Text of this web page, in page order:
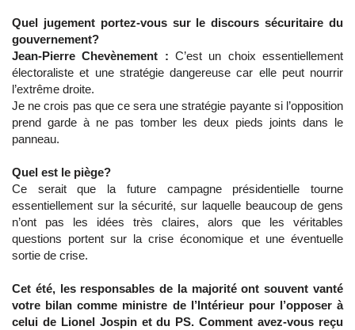
Quel jugement portez-vous sur le discours sécuritaire du
gouvernement?
Jean-Pierre Chevènement : C’est un choix essentiellement
électoraliste et une stratégie dangereuse car elle peut nourrir
l’extrême droite.
Je ne crois pas que ce sera une stratégie payante si l’opposition
prend garde à ne pas tomber les deux pieds joints dans le
panneau.
Quel est le piège?
Ce serait que la future campagne présidentielle tourne
essentiellement sur la sécurité, sur laquelle beaucoup de gens
n’ont pas les idées très claires, alors que les véritables
questions portent sur la crise économique et une éventuelle
sortie de crise.
Cet été, les responsables de la majorité ont souvent vanté
votre bilan comme ministre de l’Intérieur pour l’opposer à
celui de Lionel Jospin et du PS. Comment avez-vous reçu